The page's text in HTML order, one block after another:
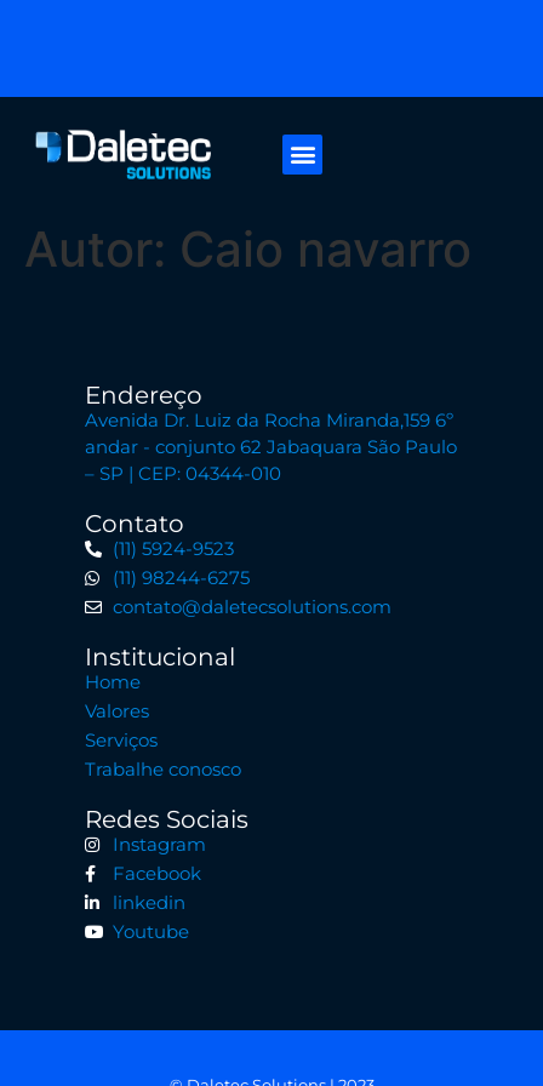
Autor: Caio navarro
Endereço
Avenida Dr. Luiz da Rocha Miranda,159 6º
andar - conjunto 62 Jabaquara São Paulo
– SP | CEP: 04344-010
Contato
(11) 5924-9523
(11) 98244-6275
contato@daletecsolutions.com
Institucional
Home
Valores
Serviços
Trabalhe conosco
Redes Sociais
Instagram
Facebook
linkedin
Youtube